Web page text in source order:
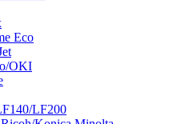
Eco
OKI
LF200